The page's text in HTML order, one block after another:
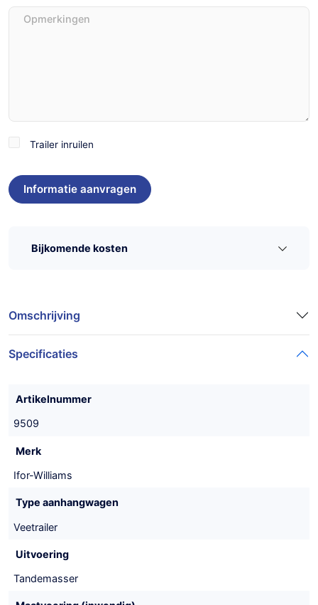
Opmerkingen
TrailerTrailer inruilen
Bijkomende kosten
Omschrijving
Specificaties
Artikelnummer
9509
Merk
Ifor-Williams
Type aanhangwagen
Veetrailer
Uitvoering
Tandemasser